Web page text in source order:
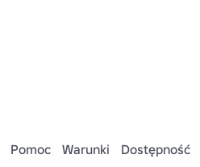
Pomoc Warunki Dostępność